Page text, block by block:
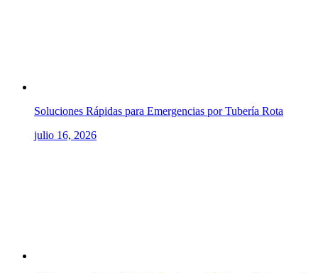
Soluciones Rápidas para Emergencias por Tubería Rota
julio 16, 2026